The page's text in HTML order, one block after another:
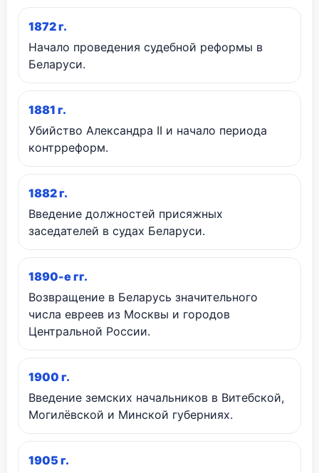
1872 г.
Начало проведения судебной реформы в
Беларуси.
1881 г.
Убийство Александра II и начало периода
контрреформ.
1882 г.
Введение должностей присяжных
заседателей в судах Беларуси.
1890-е гг.
Возвращение в Беларусь значительного
числа евреев из Москвы и городов
Центральной России.
1900 г.
Введение земских начальников в Витебской,
Могилёвской и Минской губерниях.
1905 г.